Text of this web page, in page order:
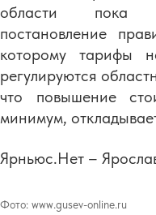
области пока
постановление
которому тарифы
регулируются
что повышение
минимум,
Ярньюс.Нет –
Фото: www.gusev-online.ru